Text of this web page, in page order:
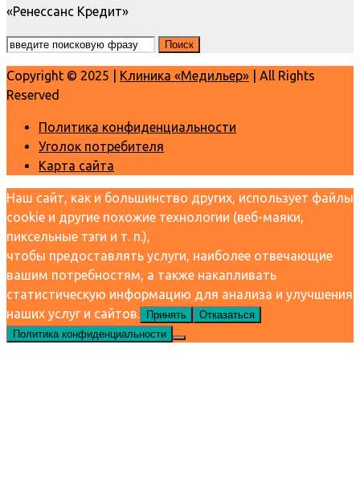
«Ренессанс Кредит»
Copyright © 2025 | Клиника «Медильер» | All Rights
Reserved
Политика конфиденциальности
Уголок потребителя
Карта сайта
Наш сайт, как и большинство других, использует файлы
cookie и другие похожие технологии (веб-маяки,
пиксельные тэги и т. п.),
чтобы предоставлять услуги, наиболее отвечающие
вашим потребностям, а также накапливать
статистическую информацию для анализа и улучшения
наших услуг и сайтов.
Принять
Отказаться
Политика конфиденциальности